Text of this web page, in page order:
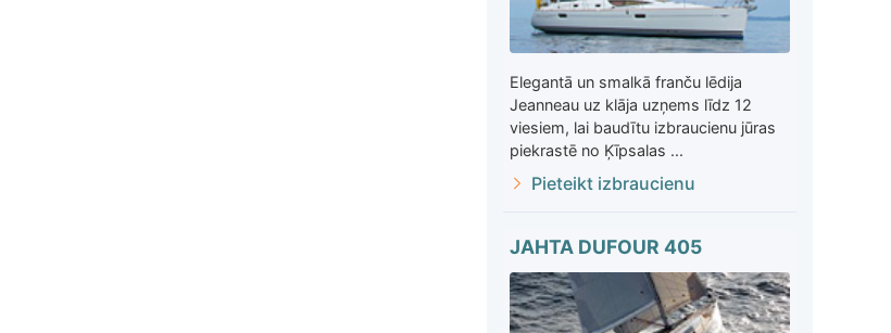
Elegantā un smalkā franču lēdija
Jeanneau uz klāja uzņems līdz 12
viesiem, lai baudītu izbraucienu jūras
piekrastē no Ķīpsalas ...
Pieteikt izbraucienu
JAHTA DUFOUR 405